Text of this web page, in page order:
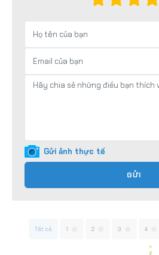
Gửi ảnh thực tế
GỬI
Tất cả 1 2 3 4